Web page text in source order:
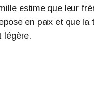
estime que leur
en paix et que la
légère.